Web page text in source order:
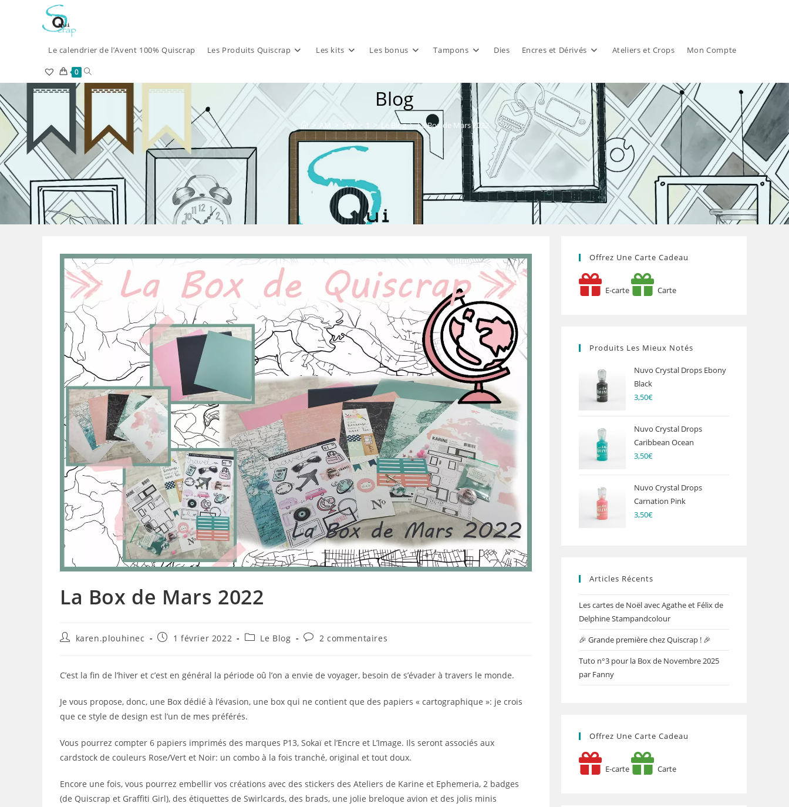
Le calendrier de l’Avent 100% Quiscrap Les Produits Quiscrap Les kits Les bonus Tampons Dies Encres et Dérivés Ateliers et Crops Mon Compte
0 Toggle
website
search
Blog
> AM Fév > 1 > Le Blog > La Box de Mars 2022
La Box de Mars 2022
Auteur/autrice
publication :
karen.plouhinec
Publication
1 février 2022
PostLe Blog
Commentaires
publication :
2 commentaires
C’est la fin de l’hiver et c’est en général la période oû l’on a envie de voyager, besoin de s’évader à travers le monde.
Je vous propose, donc, une Box dédié à l’évasion, une box qui ne contient que des papiers « cartographique »: je crois
que ce style de design est l’un de mes préférés.
Vous pourrez compter 6 papiers imprimés des marques P13, Sokaï et l’Encre et L’Image. Ils seront associés aux
cardstock de couleurs Rose/Vert et Noir: un combo à la fois tranché, original et tout doux.
Encore une fois, vous pourrez embellir vos créations avec des stickers des Ateliers de Karine et Ephemeria, 2 badges
(de Quiscrap et Graffiti Girl), des étiquettes de Swirlcards, des brads, une jolie breloque avion et des jolis minis
Offrez Une Carte Cadeau
E-carte Carte
Produits Les Mieux Notés
Nuvo Crystal Drops Ebony
Black
3,50€
Nuvo Crystal Drops
Caribbean Ocean
3,50€
Nuvo Crystal Drops
Carnation Pink
3,50€
Articles Récents
Les cartes de Noël avec Agathe et Félix de
Delphine Stampandcolour
🎉 Grande première chez Quiscrap ! 🎉
Tuto n°3 pour la Box de Novembre 2025
par Fanny
Offrez Une Carte Cadeau
E-carte Carte